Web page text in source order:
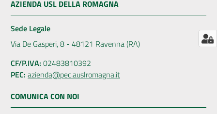
AZIENDA USL DELLA ROMAGNA
Sede Legale
Via De Gasperi, 8 - 48121 Ravenna (RA)
CF/P.IVA: 02483810392
PEC: azienda@pec.auslromagna.it
COMUNICA CON NOI